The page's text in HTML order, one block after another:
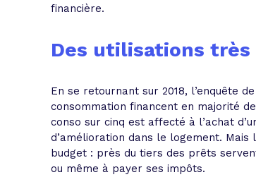
financière.
Des utilisations très
En se retournant sur 2018, l’enquête
consommation financent en majorité
conso sur cinq est affecté à l’achat
d’amélioration dans le logement.
budget : près du tiers des prêts
ou même à payer ses impôts.